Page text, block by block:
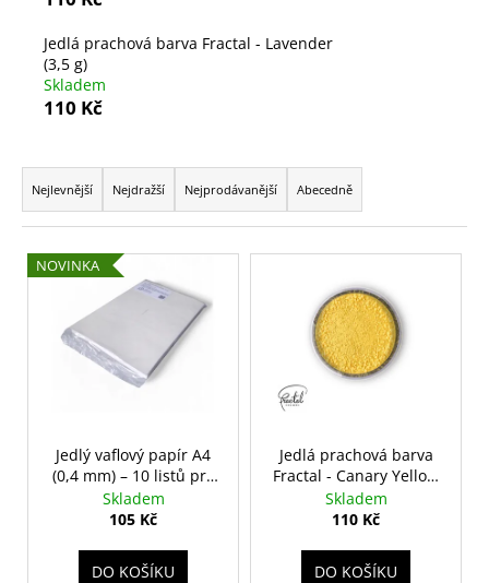
Jedlá prachová barva Fractal - Lavender
(3,5 g)
Skladem
110 Kč
Ř
a
z
e
n
Nejlevnější Nejdražší Nejprodávanější Abecedně
V
ý
NOVINKA
Jedlý vaflový papír A4
(0,4 mm) – 10 listů pro
dekorace a tisk
Skladem
105 Kč
DO KOŠÍKU
Jedlá prachová barva
Fractal - Canary Yellow
(2,5 g)
Skladem
110 Kč
DO KOŠÍKU
j
e
m
e